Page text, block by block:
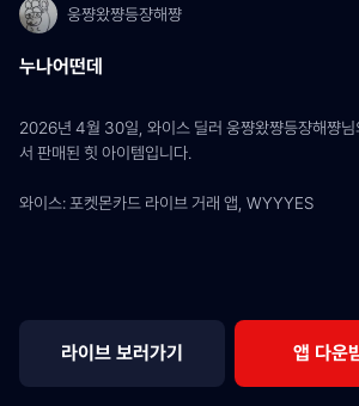
웅쨩왔쨩등쟝해쨩
누나어떤데
2026년 4월 30일, 와이스 딜러 웅쨩왔쨩등쟝해쨩님
서 판매된 힛 아이템입니다.
와이스: 포켓몬카드 라이브 거래 앱, WYYYES
라이브 보러가기 앱 다운